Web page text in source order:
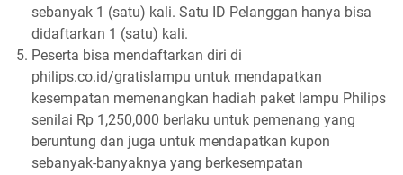
sebanyak 1 (satu) kali. Satu ID Pelanggan hanya bisa
didaftarkan 1 (satu) kali.
Peserta bisa mendaftarkan diri di
philips.co.id/gratislampu untuk mendapatkan
kesempatan memenangkan hadiah paket lampu Philips
senilai Rp 1,250,000 berlaku untuk pemenang yang
beruntung dan juga untuk mendapatkan kupon
sebanyak-banyaknya yang berkesempatan